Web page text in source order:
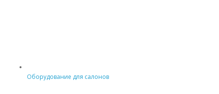
Оборудование для салонов